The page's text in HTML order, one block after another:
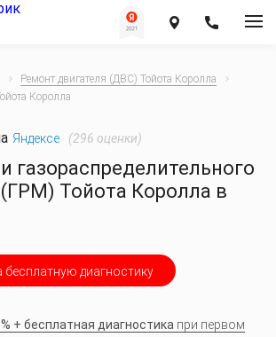
Ремонт двигателя (ДВС) Тойота Королла
Королла
газораспределительного
Тойота Королла в
Яндексе (296 оценки)
бесплатную диагностику
+ бесплатная диагностика при первом